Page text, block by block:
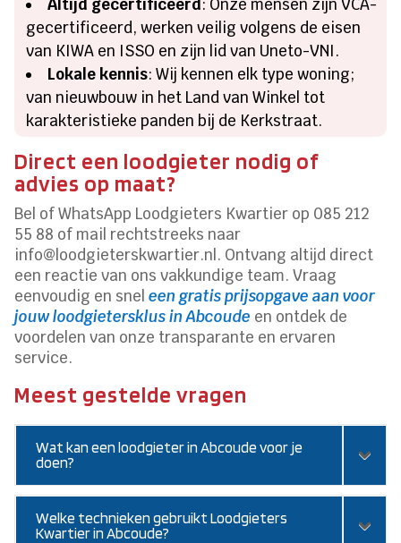
Altijd gecertificeerd: Onze mensen zijn VCA-
gecertificeerd, werken veilig volgens de eisen
van KIWA en ISSO en zijn lid van Uneto-VNI.
Lokale kennis: Wij kennen elk type woning;
van nieuwbouw in het Land van Winkel tot
karakteristieke panden bij de Kerkstraat.
Direct een loodgieter nodig of
advies op maat?
Bel of WhatsApp Loodgieters Kwartier op 085 212
55 88 of mail rechtstreeks naar
info@loodgieterskwartier.nl. Ontvang altijd direct
een reactie van ons vakkundige team. Vraag
eenvoudig en sneleen gratis prijsopgave aan voor
jouw loodgietersklus in Abcoude en ontdek de
voordelen van onze transparante en ervaren
service.
Meest gestelde vragen
Wat kan een loodgieter in Abcoude voor je
doen?
Welke technieken gebruikt Loodgieters
Kwartier in Abcoude?